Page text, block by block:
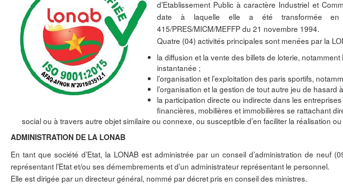
d’Etablissement Public à caractère Industriel et
date à laquelle elle a été transformée en
415/PRES/MICM/MEFFP du 21 novembre 1994.
Quatre (04) activités principales sont menées par la
la diffusion et la vente des billets de loterie,
instantanée ;
l’organisation et l’exploitation des paris sportifs,
l’organisation et la gestion de tout autre jeu de hasard
la participation directe ou indirecte dans les
financières, mobilières et immobilières se rattachant
social ou à travers autre objet similaire ou connexe, ou susceptible d’en faciliter la réalisation
ADMINISTRATION DE LA LONAB
En tant que société d’Etat, la LONAB est administrée par un conseil d’administration de neuf
représentant l’Etat et/ou ses démembrements et d’un administrateur représentant le personnel.
Elle est dirigée par un directeur général, nommé par décret pris en conseil des ministres.